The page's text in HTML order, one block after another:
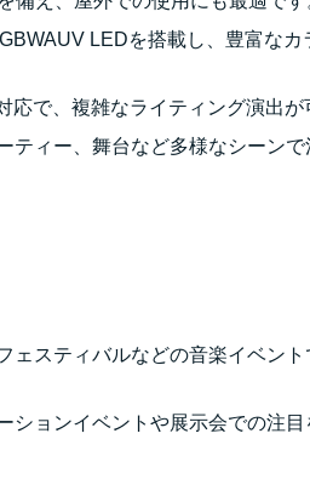
LEDを搭載し、豊富な
応で、複雑なライティング演出が
ティー、舞台など多様なシーンで
ェスティバルなどの音楽イベン
ションイベントや展示会での注